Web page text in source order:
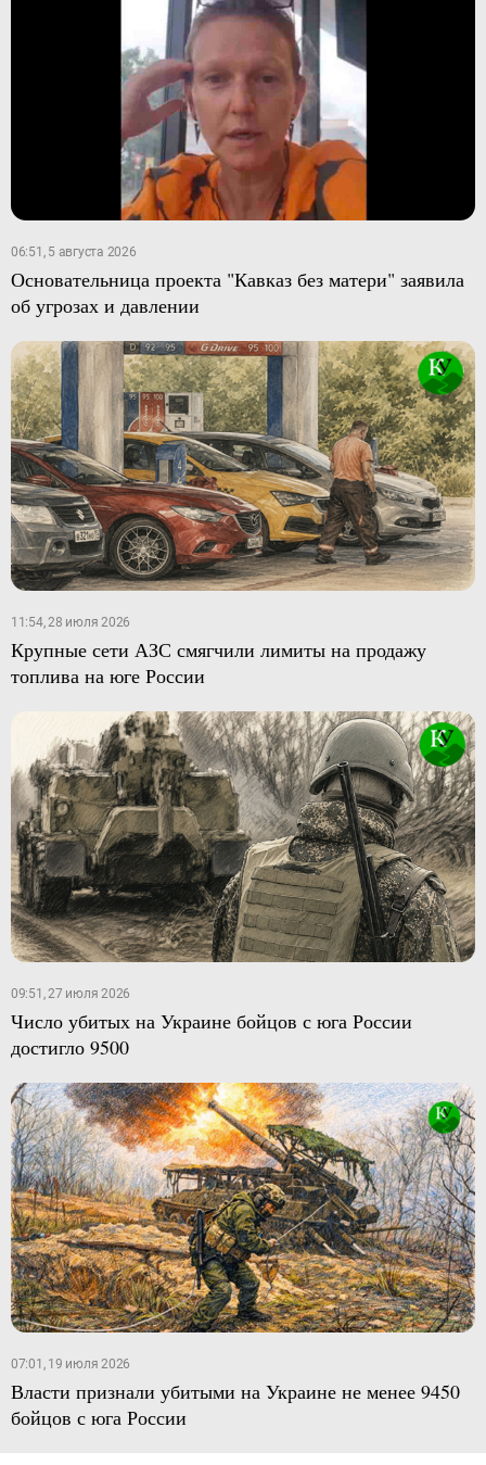
06:51, 5 августа 2026
Основательница проекта "Кавказ без матери" заявила
об угрозах и давлении
11:54, 28 июля 2026
Крупные сети АЗС смягчили лимиты на продажу
топлива на юге России
09:51, 27 июля 2026
Число убитых на Украине бойцов с юга России
достигло 9500
07:01, 19 июля 2026
Власти признали убитыми на Украине не менее 9450
бойцов с юга России